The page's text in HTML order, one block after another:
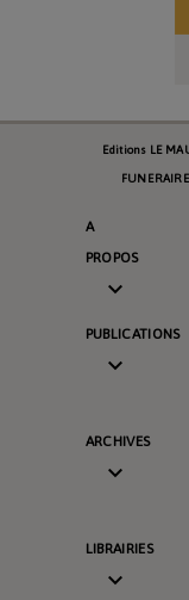
Editions LE
A
PROPOS

PUBLICATIONS

ARCHIVES

LIBRAIRIES
